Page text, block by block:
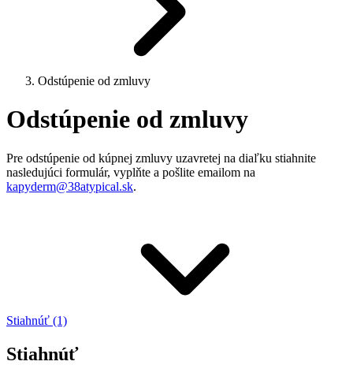
Odstúpenie od zmluvy
Odstúpenie od zmluvy
Pre odstúpenie od kúpnej zmluvy uzavretej na diaľku stiahnite
nasledujúci formulár, vyplňte a pošlite emailom na
kapyderm@38atypical.sk.
Stiahnúť (1)
Stiahnúť